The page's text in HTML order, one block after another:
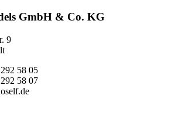
GmbH & Co. KG
9
58 05
58 07